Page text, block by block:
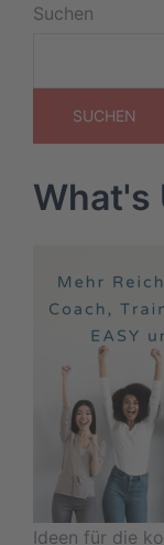
Suchen
SUCHEN
What's
Ideen für die